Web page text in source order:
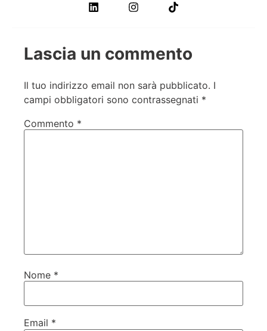
Lascia un commento
Il tuo indirizzo email non sarà pubblicato. I
campi obbligatori sono contrassegnati *
Commento *
Nome *
Email *